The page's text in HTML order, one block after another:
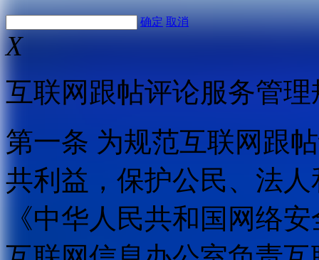
确定 取消
X
互联网跟帖评论服务管理
第一条 为规范互联网跟
共利益，保护公民、法
《中华人民共和国网络